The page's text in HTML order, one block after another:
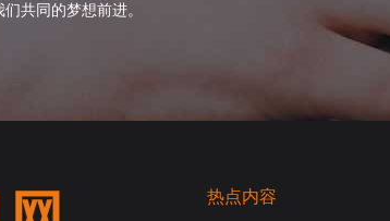
共同的梦想前进。
热点内容